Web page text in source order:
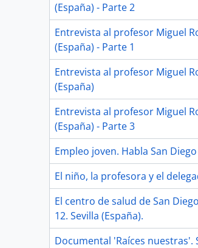
(España) - Parte 2
Entrevista al profesor Miguel
(España) - Parte 1
Entrevista al profesor Miguel
(España)
Entrevista al profesor Miguel
(España) - Parte 3
Empleo joven. Habla San
El niño, la profesora y el
El centro de salud de San
12. Sevilla (España).
Documental 'Raíces nuestras'.